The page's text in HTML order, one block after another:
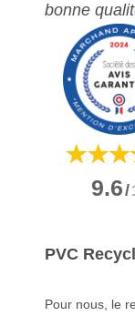
bonne
9.6/
PVC
Pour nous, le